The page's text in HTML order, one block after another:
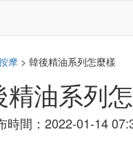
摩 > 韓後精油系列怎麼樣
精油系列
時間：2022-01-14